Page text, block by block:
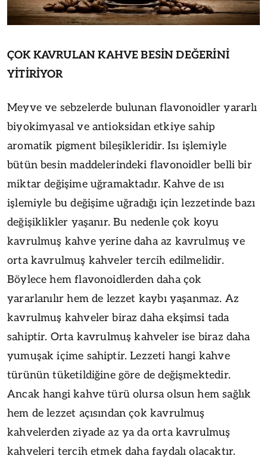
ÇOK KAVRULAN KAHVE BESİN DEĞERİNİ
YİTİRİYOR
Meyve ve sebzelerde bulunan flavonoidler yararlı
biyokimyasal ve antioksidan etkiye sahip
aromatik pigment bileşikleridir. Isı işlemiyle
bütün besin maddelerindeki flavonoidler belli bir
miktar değişime uğramaktadır. Kahve de ısı
işlemiyle bu değişime uğradığı için lezzetinde bazı
değişiklikler yaşanır. Bu nedenle çok koyu
kavrulmuş kahve yerine daha az kavrulmuş ve
orta kavrulmuş kahveler tercih edilmelidir.
Böylece hem flavonoidlerden daha çok
yararlanılır hem de lezzet kaybı yaşanmaz. Az
kavrulmuş kahveler biraz daha ekşimsi tada
sahiptir. Orta kavrulmuş kahveler ise biraz daha
yumuşak içime sahiptir. Lezzeti hangi kahve
türünün tüketildiğine göre de değişmektedir.
Ancak hangi kahve türü olursa olsun hem sağlık
hem de lezzet açısından çok kavrulmuş
kahvelerden ziyade az ya da orta kavrulmuş
kahveleri tercih etmek daha faydalı olacaktır.